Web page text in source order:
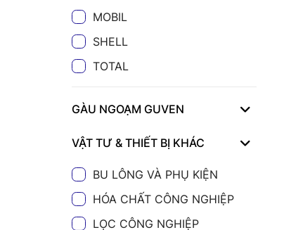
MOBIL
SHELL
TOTAL
GÀU NGOẠM GUVEN
VẬT TƯ & THIẾT BỊ KHÁC
BU LÔNG VÀ PHỤ KIỆN
HÓA CHẤT CÔNG NGHIỆP
LỌC CÔNG NGHIỆP